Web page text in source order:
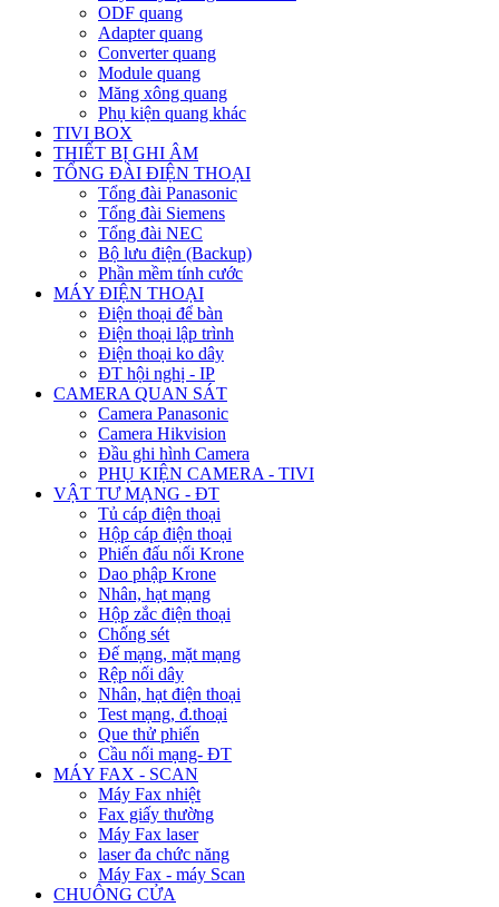
ODF quang
Adapter quang
Converter quang
Module quang
Măng xông quang
Phụ kiện quang khác
TIVI BOX
THIẾT BỊ GHI ÂM
TỔNG ĐÀI ĐIỆN THOẠI
Tổng đài Panasonic
Tổng đài Siemens
Tổng đài NEC
Bộ lưu điện (Backup)
Phần mềm tính cước
MÁY ĐIỆN THOẠI
Điện thoại để bàn
Điện thoại lập trình
Điện thoại ko dây
ĐT hội nghị - IP
CAMERA QUAN SÁT
Camera Panasonic
Camera Hikvision
Đầu ghi hình Camera
PHỤ KIỆN CAMERA - TIVI
VẬT TƯ MẠNG - ĐT
Tủ cáp điện thoại
Hộp cáp điện thoại
Phiến đấu nối Krone
Dao phập Krone
Nhân, hạt mạng
Hộp zắc điện thoại
Chống sét
Đế mạng, mặt mạng
Rệp nối dây
Nhân, hạt điện thoại
Test mạng, đ.thoại
Que thử phiến
Cầu nối mạng- ĐT
MÁY FAX - SCAN
Máy Fax nhiệt
Fax giấy thường
Máy Fax laser
laser đa chức năng
Máy Fax - máy Scan
CHUÔNG CỬA